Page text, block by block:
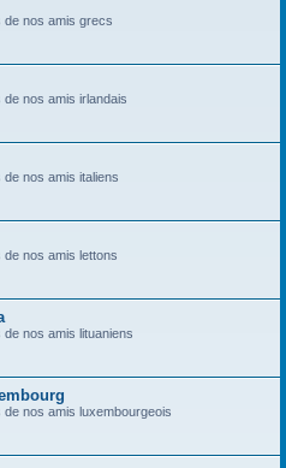
de nos amis grecs
nos amis irlandais
nos amis italiens
de nos amis lettons
nos amis lituaniens
nos amis luxembourgeois